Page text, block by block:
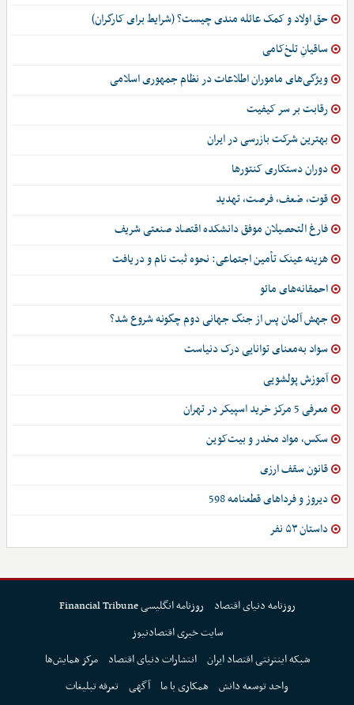
حق اولاد و کمک عائله مندی چیست؟ (شرایط برای کارگران)
ساقیانِ تلخ‌کامی
ویژگی‌های ماموران اطلاعات در نظام جمهوری اسلامی
رقابت بر سر کیفیت
بهترین شرکت بازرسی در ایران
دوران دستکاری کنتورها
قوت، ضعف، فرصت، تهدید
فارغ التحصیلان موفق دانشکده اقتصاد صنعتی شریف
هزینه عینک تأمین اجتماعی: نحوه ثبت نام و دریافت
احمقانه‌های مائو
جهش آلمان پس از جنگ جهانی دوم چگونه شروع شد؟
سواد به‌معنای توانایی درک دنیاست
آموزش پولشویی
معرفی 5 مرکز خرید اسپیکر در تهران
سکس، مواد مخدر و بیت‌کوین
قانون سقف ارزی
دیروز و فرداهای قطعنامه 598
داستان ۵۳ نفر
روزنامه دنیای اقتصاد
روزنامه انگلیسی Financial Tribune
سایت خبری اقتصادنیوز
شبکه اینترنتی اقتصاد ایران انتشارات دنیای اقتصاد
مرکز همایش‌ها
واحد توسعه دانش همکاری با ما آگهی تعرفه تبلیغات